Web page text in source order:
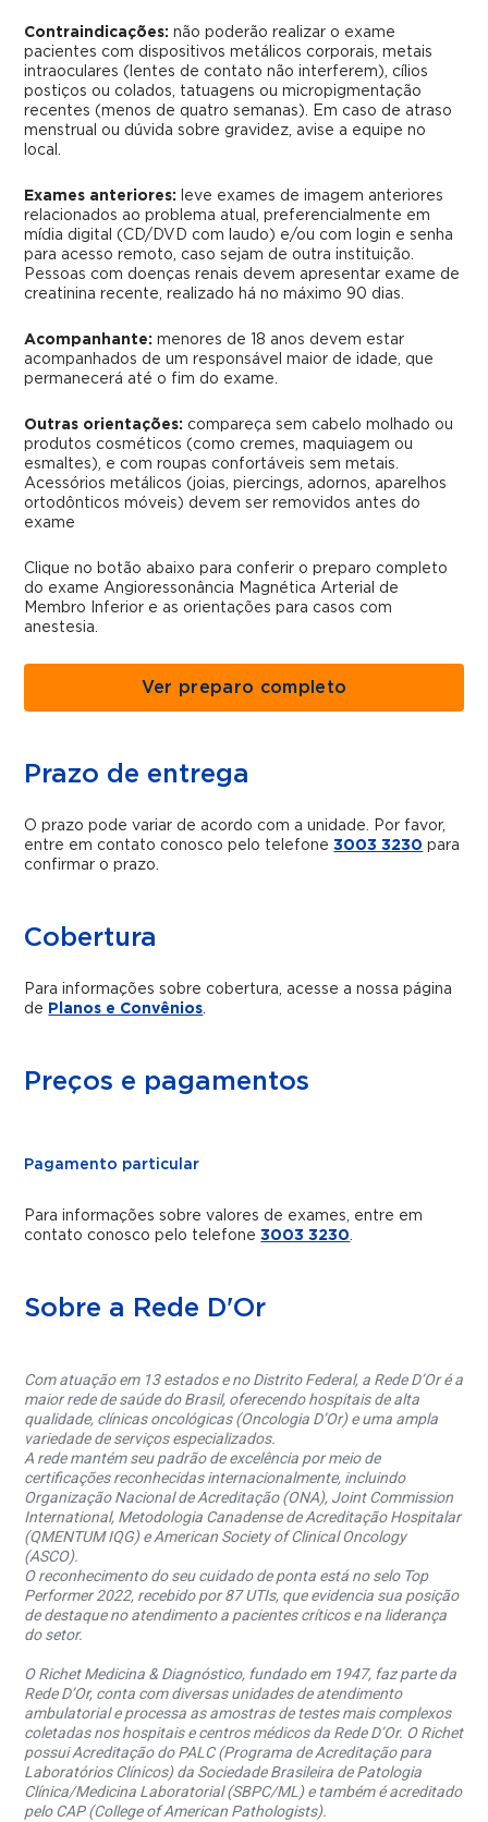
Contraindicações: não poderão realizar o exame
pacientes com dispositivos metálicos corporais, metais
intraoculares (lentes de contato não interferem), cílios
postiços ou colados, tatuagens ou micropigmentação
recentes (menos de quatro semanas). Em caso de atraso
menstrual ou dúvida sobre gravidez, avise a equipe no
local.
Exames anteriores:
leve exames de imagem anteriores
relacionados ao problema atual, preferencialmente em
mídia digital (CD/DVD com laudo) e/ou com login e senha
para acesso remoto, caso sejam de outra instituição.
Pessoas com doenças renais devem apresentar exame de
creatinina recente, realizado há no máximo 90 dias.
Acompanhante: menores de 18 anos devem estar
acompanhados de um responsável maior de idade, que
permanecerá até o fim do exame.
Outras orientações: compareça sem cabelo molhado ou
produtos cosméticos (como cremes, maquiagem ou
esmaltes), e com roupas confortáveis sem metais.
Acessórios metálicos (joias, piercings, adornos, aparelhos
ortodônticos móveis) devem ser removidos antes do
exame
Clique no botão abaixo para conferir o preparo completo
do exame Angioressonância Magnética Arterial de
Membro Inferior e as orientações para casos com
anestesia.
Ver preparo completo
Prazo de entrega
O prazo pode variar de acordo com a unidade. Por favor,
entre em contato conosco pelo telefone3003 3230 para
confirmar o prazo.
Cobertura
Para informações sobre cobertura, acesse a nossa página
de Planos e Convênios.
Preços e pagamentos
Pagamento particular
Para informações sobre valores de exames, entre em
contato conosco pelo telefone3003 3230.
Sobre a Rede D'Or
Com atuação em 13 estados e no Distrito Federal, a Rede D’Or é a
maior rede de saúde do Brasil, oferecendo hospitais de alta
qualidade, clínicas oncológicas (Oncologia D’Or) e uma ampla
variedade de serviços especializados.
A rede mantém seu padrão de excelência por meio de
certificações reconhecidas internacionalmente, incluindo
Organização Nacional de Acreditação (ONA), Joint Commission
International, Metodologia Canadense de Acreditação Hospitalar
(QMENTUM IQG) e American Society of Clinical Oncology
(ASCO).
O reconhecimento do seu cuidado de ponta está no selo Top
Performer 2022, recebido por 87 UTIs, que evidencia sua posição
de destaque no atendimento a pacientes críticos e na liderança
do setor.
O Richet Medicina & Diagnóstico, fundado em 1947, faz parte da
Rede D’Or, conta com diversas unidades de atendimento
ambulatorial e processa as amostras de testes mais complexos
coletadas nos hospitais e centros médicos da Rede D’Or. O Richet
possui Acreditação do PALC (Programa de Acreditação para
Laboratórios Clínicos) da Sociedade Brasileira de Patologia
Clínica/Medicina Laboratorial (SBPC/ML) e também é acreditado
pelo CAP (College of American Pathologists).